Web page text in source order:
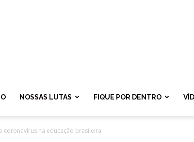
NOSSAS LUTAS FIQUE POR DENTRO
coronavírus na educação brasileira